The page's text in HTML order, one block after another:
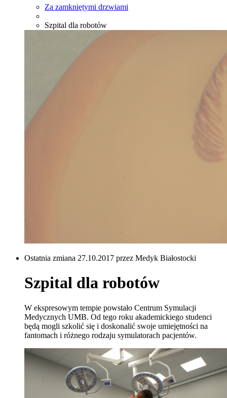
Za zamkniętymi drzwiami
Szpital dla robotów
Ostatnia zmiana 27.10.2017 przez Medyk Białostocki
Szpital dla robotów
W ekspresowym tempie powstało Centrum Symulacji
Medycznych UMB. Od tego roku akademickiego studenci
będą mogli szkolić się i doskonalić swoje umiejętności na
fantomach i różnego rodzaju symulatorach pacjentów.